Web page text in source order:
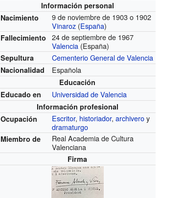
Información personal
Nacimiento
9 de noviembre de 1903 o 1902
Vinaroz (España)
Fallecimiento
24 de septiembre de 1967
Valencia (España)
Sepultura Cementerio General de Valencia
Nacionalidad Española
Educación
Educado en
Universidad de Valencia
Información profesional
Ocupación
Escritor, historiador,archiveroy
dramaturgo
Miembro de
Real Academia de Cultura
Valenciana
Firma